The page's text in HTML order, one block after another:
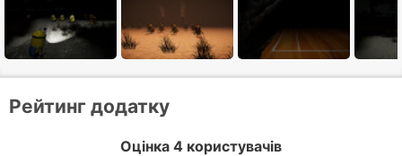
Рейтинг додатку
Оцінка 4 користувачів